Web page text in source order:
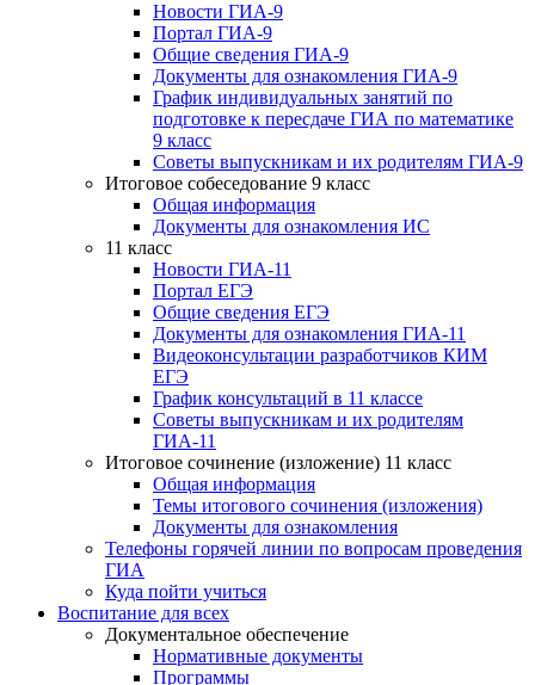
Новости ГИА-9
Портал ГИА-9
Общие сведения ГИА-9
Документы для ознакомления ГИА-9
График индивидуальных занятий по
подготовке к пересдаче ГИА по математике
9 класс
Советы выпускникам и их родителям ГИА-9
Итоговое собеседование 9 класс
Общая информация
Документы для ознакомления ИС
11 класс
Новости ГИА-11
Портал ЕГЭ
Общие сведения ЕГЭ
Документы для ознакомления ГИА-11
Видеоконсультации разработчиков КИМ
ЕГЭ
График консультаций в 11 классе
Советы выпускникам и их родителям
ГИА-11
Итоговое сочинение (изложение) 11 класс
Общая информация
Темы итогового сочинения (изложения)
Документы для ознакомления
Телефоны горячей линии по вопросам проведения
ГИА
Куда пойти учиться
Воспитание для всех
Документальное обеспечение
Нормативные документы
Программы